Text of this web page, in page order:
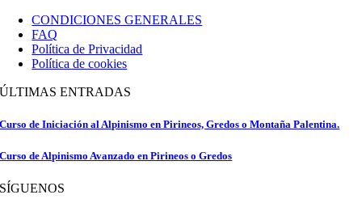
CONDICIONES GENERALES
FAQ
Política de Privacidad
Política de cookies
ÚLTIMAS ENTRADAS
Curso de Iniciación al Alpinismo en Pirineos, Gredos o Montaña Palentina.
Curso de Alpinismo Avanzado en Pirineos o Gredos
SÍGUENOS